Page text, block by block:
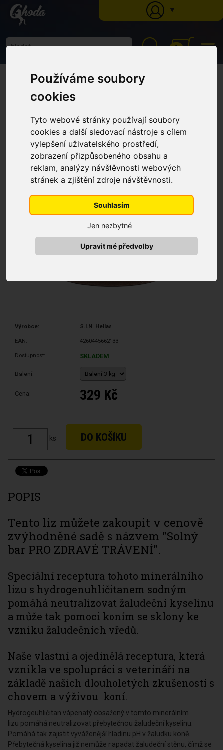
Používáme soubory
cookies
Tyto webové stránky používají soubory
cookies a další sledovací nástroje s cílem
vylepšení uživatelského prostředí,
zobrazení přizpůsobeného obsahu a
reklam, analýzy návštěvnosti webových
stránek a zjištění zdroje návštěvnosti.
Souhlasím
Jen nezbytné
Upravit mé předvolby
▼
0
»Krmné doplňky
z mořské soli proti žaludečním vředům koní (Balení 3 kg)
Minerální liz z mořské soli proti
3 kg)
NÁŠ TIP
Výrobce: S.I.N. Hellas
EAN: 4260445662133
Dostupnost: SKLADEM
Balení:
Cena: 329 Kč
ks
POPIS
Tento liz můžete zakoupit v cenově
zvýhodněné sadě s názvem "Solný
bar PRO ZDRAVÉ TRÁVENÍ".
Speciální receptura tohoto minerálního
lizu s hydrogenuhličitanem sodným
pomáhá neutralizovat žaludeční kyselinu
a může tak pomoci koním se sklony ke
vzniku žaludečních vředů.
Naše vlastní a ojedinělá receptura, která
vznikla ve spolupráci s veterináři na
základě našich dlouholetých zkušeností s
chovem a výživou koní.
Hydrogeuhličitan vápenatý obsažený v tomto minerálním
lizu pomáhá neutralizovat přebytečnou žaludeční kyselinu.
Pomáhá tak zajistit vyváženější hladinu pH v žaludku koně.
Přebytečná kyselina již nemůže napadat žaludeční stěnu, čímž se